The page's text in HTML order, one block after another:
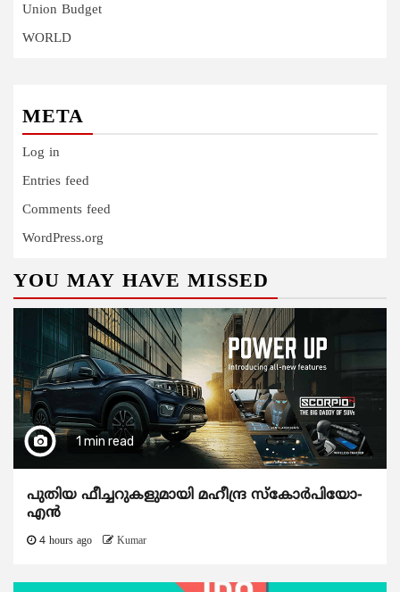
Union Budget
WORLD
META
Log in
Entries feed
Comments feed
WordPress.org
YOU MAY HAVE MISSED
1 min read
പുതിയ ഫീച്ചറുകളുമായി മഹീന്ദ്ര സ്കോർപിയോ-
എൻ
4 hours ago Kumar